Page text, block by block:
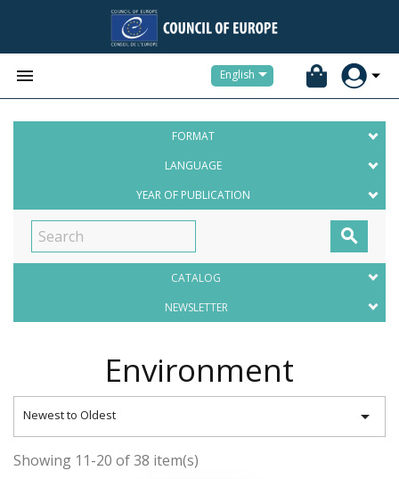
 English
FORMAT
LANGUAGE
YEAR OF PUBLICATION

CATALOG
NEWSLETTER
Environment
Newest to Oldest 
Showing 11-20 of 38 item(s)